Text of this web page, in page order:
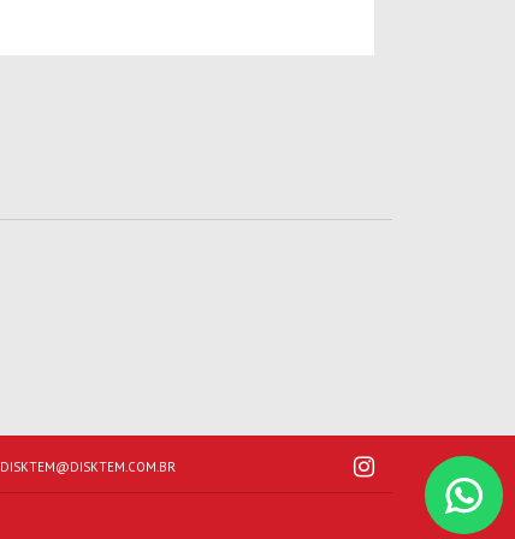
DISKTEM@DISKTEM.COM.BR